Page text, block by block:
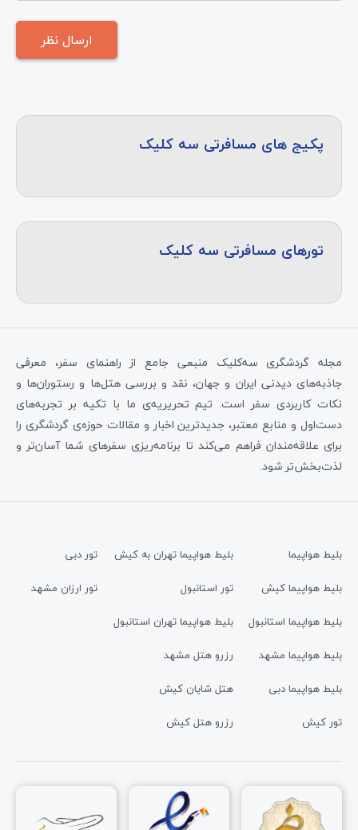
پکیج های مسافرتی سه کلیک
تورهای مسافرتی سه کلیک
مجله گردشگری سه‌کلیک منبعی جامع از راهنمای سفر، معرفی
جاذبه‌های دیدنی ایران و جهان، نقد و بررسی هتل‌ها و رستوران‌ها و
نکات کاربردی سفر است. تیم تحریریه‌ی ما با تکیه بر تجربه‌های
دست‌اول و منابع معتبر، جدیدترین اخبار و مقالات حوزه‌ی گردشگری را
برای علاقه‌مندان فراهم می‌کند تا برنامه‌ریزی سفرهای شما آسان‌تر و
لذت‌بخش‌تر شود.
بلیط هواپیما
بلیط هواپیما کیش
بلیط هواپیما استانبول
بلیط هواپیما مشهد
بلیط هواپیما دبی
تور کیش
بلیط هواپیما تهران به کیش
تور استانبول
بلیط هواپیما تهران استانبول
رزرو هتل مشهد
هتل شایان کیش
رزرو هتل کیش
تور دبی
تور ارزان مشهد